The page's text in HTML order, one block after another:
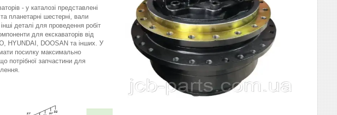
- у каталозі представлені
планетарні шестерні, вали
деталі для проведення робіт
для екскаваторів від
HYUNDAI, DOOSAN та інших. У
посилку максимально
потрібної запчастини для